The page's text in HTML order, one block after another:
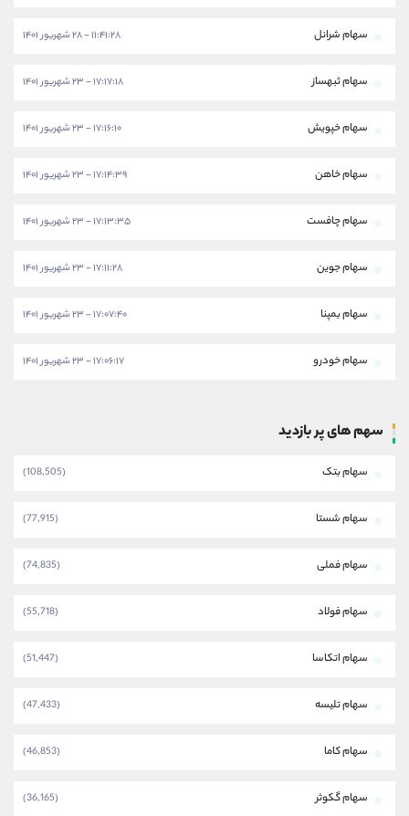
سهام شرانل ۱۱:۴۱:۲۸ - ۲۸ شهریور ۱۴۰۱
سهام ثبهساز ۱۷:۱۷:۱۸ - ۲۳ شهریور ۱۴۰۱
سهام خپویش ۱۷:۱۶:۱۰ - ۲۳ شهریور ۱۴۰۱
سهام خاهن ۱۷:۱۴:۳۹ - ۲۳ شهریور ۱۴۰۱
سهام چافست ۱۷:۱۳:۳۵ - ۲۳ شهریور ۱۴۰۱
سهام جوین ۱۷:۱۱:۲۸ - ۲۳ شهریور ۱۴۰۱
سهام بمپنا ۱۷:۰۷:۴۰ - ۲۳ شهریور ۱۴۰۱
سهام خودرو ۱۷:۰۶:۱۷ - ۲۳ شهریور ۱۴۰۱
سهم های پر بازدید
سهام بتک (108,505)
سهام شستا (77,915)
سهام فملی (74,835)
سهام فولاد (55,718)
سهام اتکاسا (51,447)
سهام تلیسه (47,433)
سهام کاما (46,853)
سهام گکوثر (36,165)